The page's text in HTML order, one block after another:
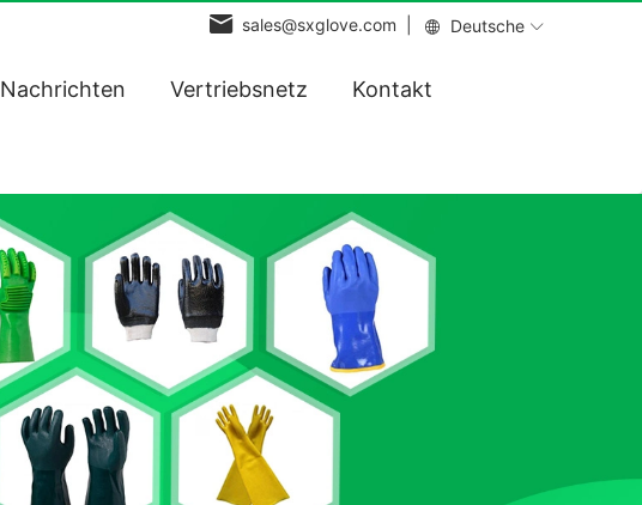
Deutsche
sales@sxglove.com |
Nachrichten Vertriebsnetz Kontakt